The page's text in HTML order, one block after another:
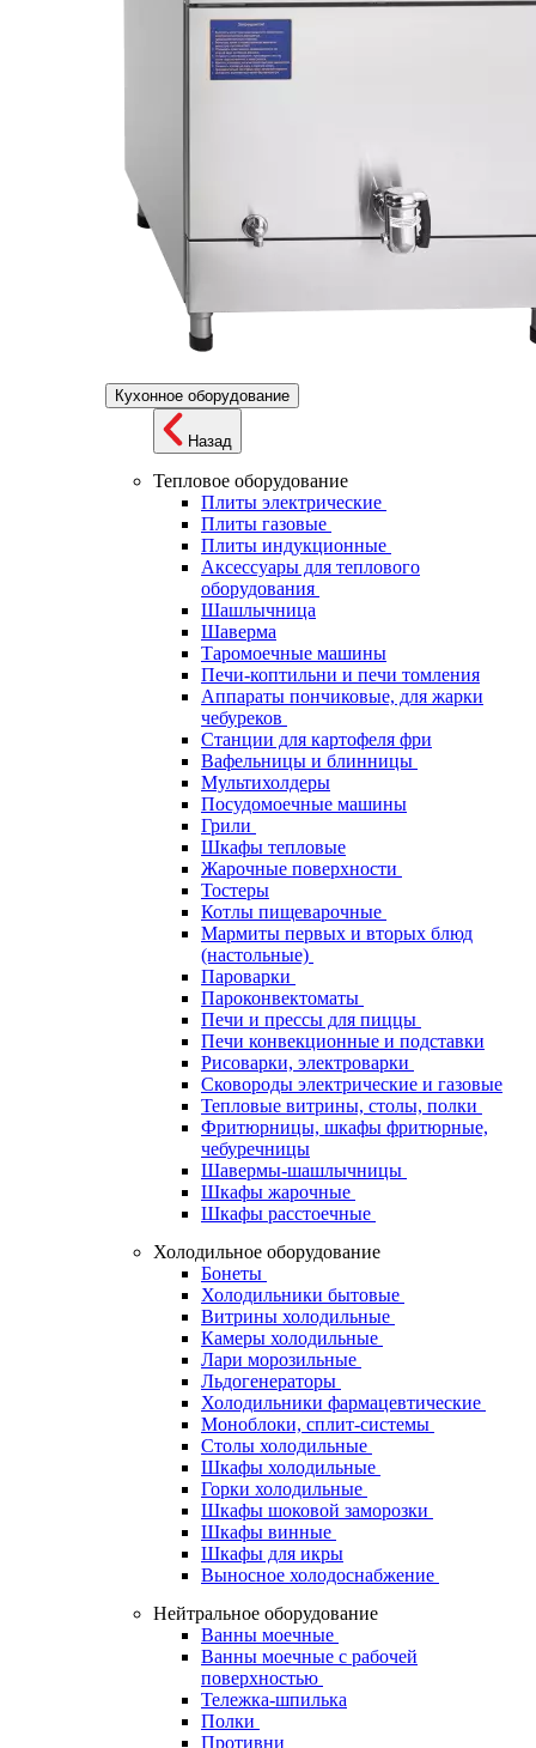
Кухонное оборудование
Назад
Тепловое оборудование
Плиты электрические
Плиты газовые
Плиты индукционные
Аксессуары для теплового
оборудования
Шашлычница
Шаверма
Таромоечные машины
Печи-коптильни и печи томления
Аппараты пончиковые, для жарки
чебуреков
Станции для картофеля фри
Вафельницы и блинницы
Мультихолдеры
Посудомоечные машины
Грили
Шкафы тепловые
Жарочные поверхности
Тостеры
Котлы пищеварочные
Мармиты первых и вторых блюд
(настольные)
Пароварки
Пароконвектоматы
Печи и прессы для пиццы
Печи конвекционные и подставки
Рисоварки, электроварки
Сковороды электрические и газовые
Тепловые витрины, столы, полки
Фритюрницы, шкафы фритюрные,
чебуречницы
Шавермы-шашлычницы
Шкафы жарочные
Шкафы расстоечные
Холодильное оборудование
Бонеты
Холодильники бытовые
Витрины холодильные
Камеры холодильные
Лари морозильные
Льдогенераторы
Холодильники фармацевтические
Моноблоки, сплит-системы
Столы холодильные
Шкафы холодильные
Горки холодильные
Шкафы шоковой заморозки
Шкафы винные
Шкафы для икры
Выносное холодоснабжение
Нейтральное оборудование
Ванны моечные
Ванны моечные с рабочей
поверхностью
Тележка-шпилька
Полки
Противни